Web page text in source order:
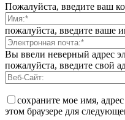
Пожалуйста, введите ваш
пожалуйста, введите ваше
Вы ввели неверный адрес
пожалуйста, введите свой
сохраните мое имя,
этом браузере для